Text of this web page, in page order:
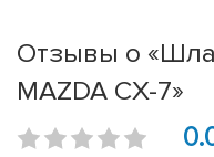
Отзывы о
MAZDA CX-7»